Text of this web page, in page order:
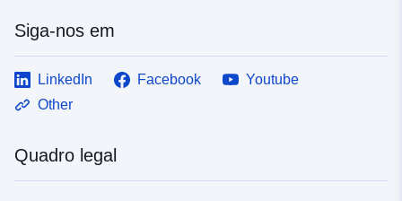
Siga-nos em
LinkedIn Facebook
Youtube
Other
Quadro legal